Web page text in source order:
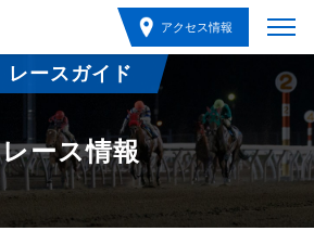
アクセス情報
レースガイド
レース情報